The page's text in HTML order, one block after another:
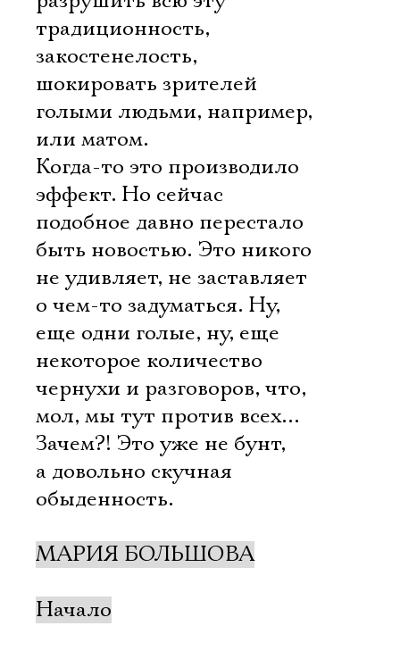
традиционность,
закостенелость,
шокировать зрителей
голыми людьми, например,
или матом.
Когда-то это производило
эффект. Но сейчас
подобное давно перестало
быть новостью. Это никого
не удивляет, не заставляет
о чем-то задуматься. Ну,
еще одни голые, ну, еще
некоторое количество
чернухи и разговоров, что,
мол, мы тут против всех…
Зачем?! Это уже не бунт,
а довольно скучная
обыденность.
МАРИЯ БОЛЬШОВА
Начало